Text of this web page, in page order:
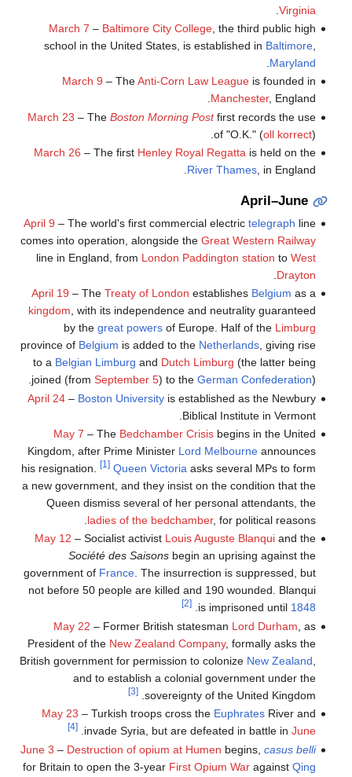
Virginia
March 7 – Baltimore City College, the third public high
school in the United States, is established in Baltimore,
Maryland
March 9 – TheAnti-Corn Law Leagueis founded in
Manchester, England.
March 23 – The Boston Morning Postfirst records the use
of "O.K." (oll korrect).
March 26 – The first Henley Royal Regattais held on the
River Thames, in England.
April–June
April 9 – The world's first commercial electric telegraph line
comes into operation, alongside the Great Western Railway
line in England, from London Paddington station to West
Drayton
April 19 – The Treaty of London establishes Belgium as a
kingdom, with its independence and neutrality guaranteed
by the great powersof Europe. Half of the Limburg
province of Belgium is added to the Netherlands, giving rise
to a Belgian Limburg and Dutch Limburg (the latter being
joined (from September 5) to the German Confederation).
April 24– Boston Universityis established as the Newbury
Biblical Institute in Vermont.
May 7 – The Bedchamber Crisisbegins in the United
Kingdom, after Prime Minister Lord Melbourneannounces
his resignation.
[1] Queen Victoria asks several MPs to form
a new government, and they insist on the condition that the
Queen dismiss several of her personal attendants, the
ladies of the bedchamber, for political reasons.
May 12 – Socialist activist Louis Auguste Blanquiand the
Société des Saisonsbegin an uprising against the
government of France. The insurrection is suppressed, but
not before 50 people are killed and 190 wounded. Blanqui
is imprisoned until 1848
.
[2]
May 22 – Former British statesman Lord Durham , as
President of the New Zealand Company, formally asks the
British government for permission to colonize New Zealand
and to establish a colonial government under the
sovereignty of the United Kingdom.
[3]
May 23 – Turkish troops cross the EuphratesRiver and
invade Syria, but are defeated in battle in June
.
[4]
June 3 – Destruction of opium at Humen begins, casus belli
for Britain to open the 3-year First Opium Waragainst Qing